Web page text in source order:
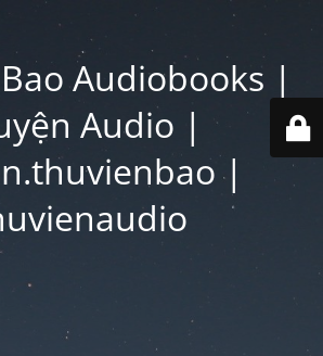
Audiobooks |
Audio |
|